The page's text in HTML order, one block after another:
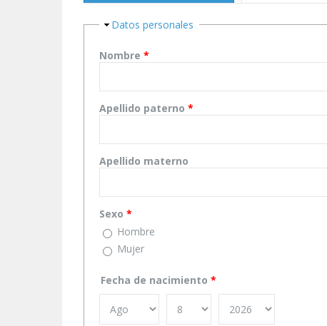
Ocultar
Datos personales
Nombre *
Apellido paterno *
Apellido materno
Sexo *
Hombre
Mujer
Fecha de nacimiento *